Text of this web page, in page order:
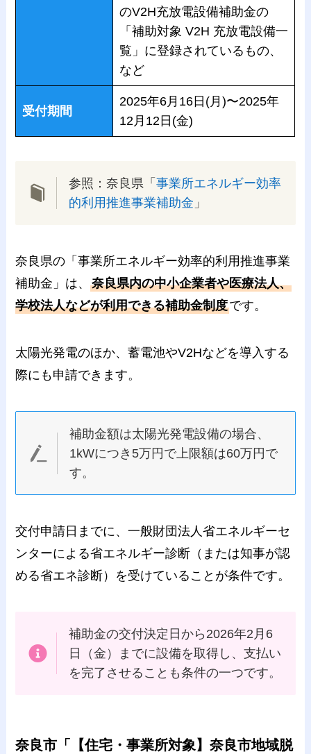
のV2H充放電設備補助金の
「補助対象 V2H 充放電設備一
覧」に登録されているもの、
など
受付期間
2025年6月16日(月)〜2025年
12月12日(金)
参照：奈良県「 事業所エネルギー効率
的利用推進事業補助金 」
奈良県の「事業所エネルギー効率的利用推進事業
補助金」は、奈良県内の中小企業者や医療法人、
学校法人などが利用できる補助金制度です。
太陽光発電のほか、蓄電池やV2Hなどを導入する
際にも申請できます。
補助金額は太陽光発電設備の場合、
1kWにつき5万円で上限額は60万円で
す。
交付申請日までに、一般財団法人省エネルギーセ
ンターによる省エネルギー診断（または知事が認
める省エネ診断）を受けていることが条件です。
補助金の交付決定日から2026年2月6
日（金）までに設備を取得し、支払い
を完了させることも条件の一つです。
奈良市「【住宅・事業所対象】奈良市地域脱